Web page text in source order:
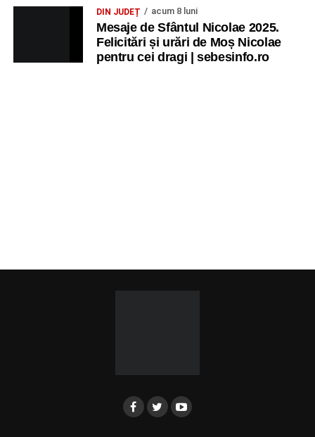
DIN JUDEȚ acum 8 luni
Mesaje de Sfântul Nicolae 2025.
Felicitări și urări de Moș Nicolae
pentru cei dragi | sebesinfo.ro